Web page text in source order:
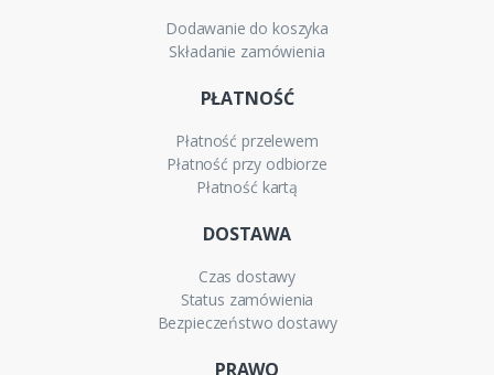
Dodawanie do koszyka
Składanie zamówienia
PŁATNOŚĆ
Płatność przelewem
Płatność przy odbiorze
Płatność kartą
DOSTAWA
Czas dostawy
Status zamówienia
Bezpieczeństwo dostawy
PRAWO